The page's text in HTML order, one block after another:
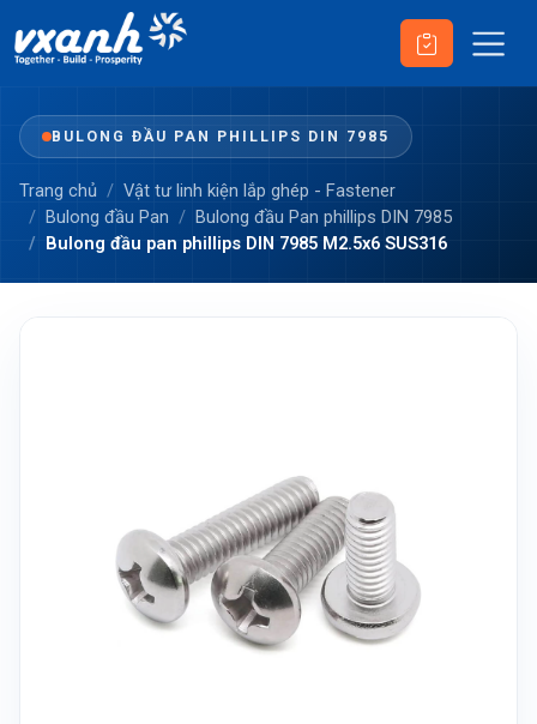
BULONG ĐẦU PAN PHILLIPS DIN 7985
Trang chủ
Vật tư linh kiện lắp ghép - Fastener
Bulong đầu Pan
Bulong đầu Pan phillips DIN 7985
Bulong đầu pan phillips DIN 7985 M2.5x6 SUS316